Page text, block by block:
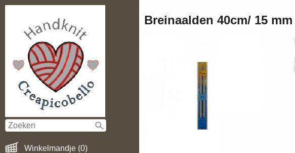
Winkelmandje (0)
Breinaalden 40cm/ 15 mm